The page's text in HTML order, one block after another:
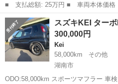
■ 支払総額: 25万円 ■ 車両本体価格： 188,000 円 ■ メーカー
名： スズキ ■ 車種名： Ｋｅｉ
排気量： 660cc ■ ドア枚数： 5D
奈良 天理市 Kei
スズキKEI ター
300,000円
Kei
58,000km
その他
湖南市
ODO:58,000km スポーツマフラー 車検